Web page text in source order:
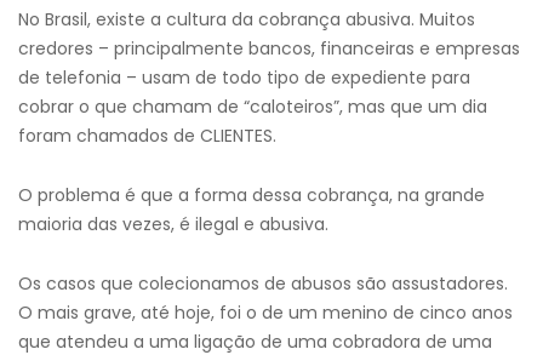
No Brasil, existe a cultura da cobrança abusiva. Muitos
credores – principalmente bancos, financeiras e empresas
de telefonia – usam de todo tipo de expediente para
cobrar o que chamam de “caloteiros”, mas que um dia
foram chamados de CLIENTES.
O problema é que a forma dessa cobrança, na grande
maioria das vezes, é ilegal e abusiva.
Os casos que colecionamos de abusos são assustadores.
O mais grave, até hoje, foi o de um menino de cinco anos
que atendeu a uma ligação de uma cobradora de uma